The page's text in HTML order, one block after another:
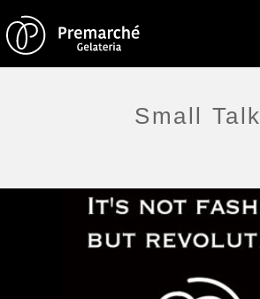
ジェラートについて
直営店・支店・分店
Small Talk